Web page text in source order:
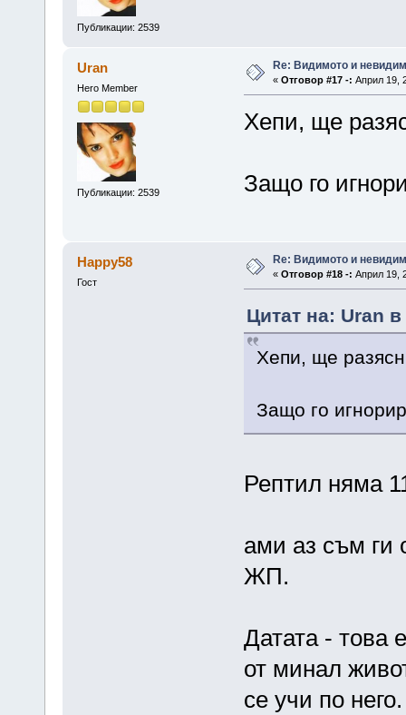
Публикации: 2539
Uran
Hero Member
Публикации: 2539
Re: Видимото и
« Отговор #17 -: Април 19,
Хепи, ще
Защо го
Happy58
Гост
Re: Видимото и
« Отговор #18 -: Април 19,
Цитат на: Uran
Хепи, ще
Защо го
Рептил няма
ами аз съм ги
ЖП.
Датата - това
от минал
се учи по